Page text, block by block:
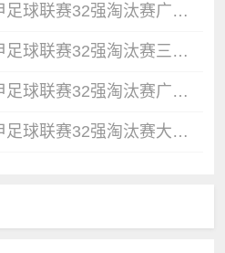
08月03日佛山西甲足球联赛32强淘汰赛广东凤铝VS湛江八部科技全场录像
08月03日佛山西甲足球联赛32强淘汰赛三水乐民兴健力宝VS中国澳门澳科精英全场录像
08月03日佛山西甲足球联赛32强淘汰赛广州求信VS顺德新青年全场录像
08月03日佛山西甲足球联赛32强淘汰赛大塘控股VS茂名市点都得全场录像